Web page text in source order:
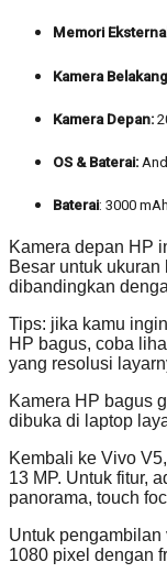
Memori
Kamera
Kamera Depan:
OS & Baterai:
Baterai: 3000 mAh
Kamera depan HP
Besar untuk
dibandingkan
Tips: jika kamu
HP bagus, coba
yang resolusi
Kamera HP bagus
dibuka di laptop
Kembali ke Vivo
13 MP. Untuk fitur,
panorama, touch
Untuk
1080 pixel dengan